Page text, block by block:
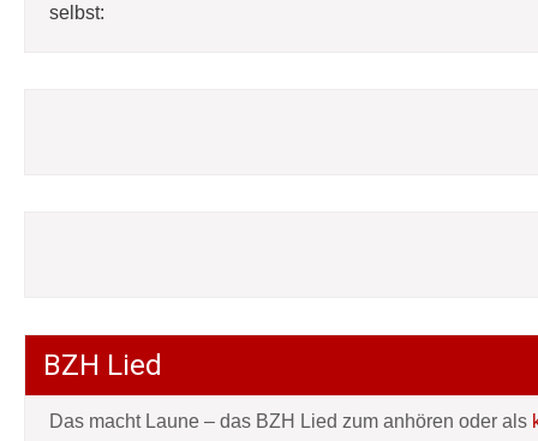
selbst:
BZH Lied
Das macht Laune – das BZH Lied zum anhören oder als